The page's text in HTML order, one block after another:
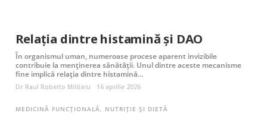
Relația dintre histamină și DAO
În organismul uman, numeroase procese aparent invizibile
contribuie la menținerea sănătății. Unul dintre aceste mecanisme
fine implică relația dintre histamină…
Dr. Raul Roberto Militaru 16 aprilie 2026
MEDICINĂ FUNCȚIONALĂ NUTRIȚIE ȘI DIETĂ